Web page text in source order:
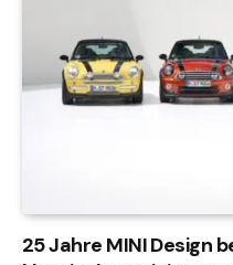
25 Jahre MINI Design